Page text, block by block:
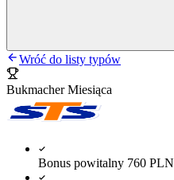
Wróć do listy typów
Bukmacher Miesiąca
Bonus powitalny 760 PLN